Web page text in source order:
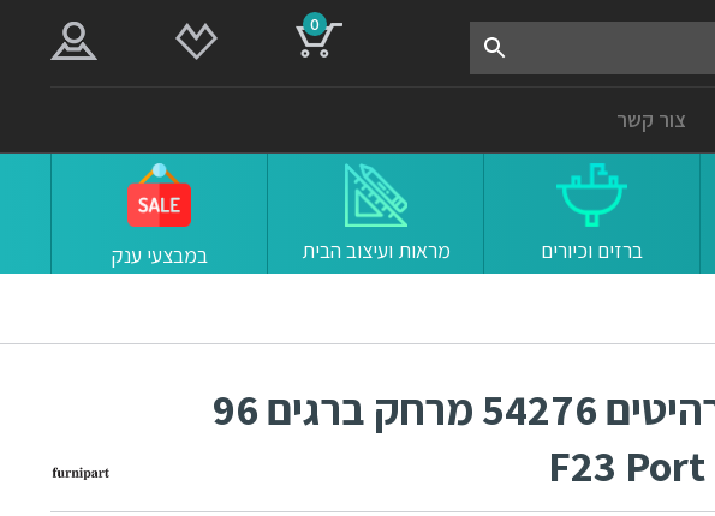
0
צור קשר
ברזים וכיורים מראות ועיצוב הבית במבצעי ענק
ידיות למטבח ורהיטים 54276 מרחק ברגים 96